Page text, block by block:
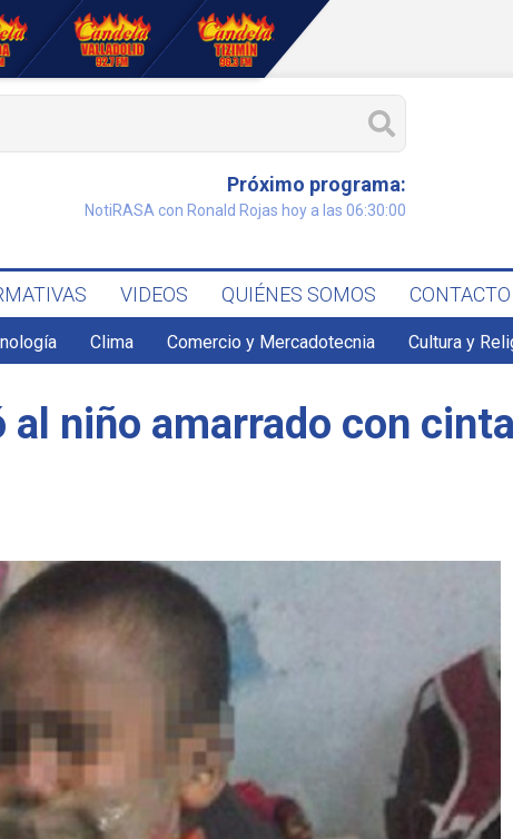
Próximo programa:
NotiRASA con Ronald Rojas hoy a las 06:30:00
VIDEOS QUIÉNES SOMOS CONTACTO
Clima Comercio y Mercadotecnia Cultura y
niño amarrado con